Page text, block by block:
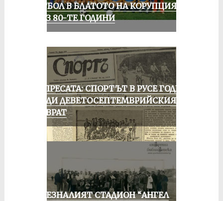
ФУТБОЛ В БЛАТОТО НА КОРУПЦИЯТА
ПРЕЗ 80-ТЕ ГОДИНИ
ОТ ПРЕСАТА: СПОРТЪТ В РУСЕ ГОДИНА
ПРЕДИ ДЕВЕТОСЕПТЕМВРИЙСКИЯ
ПРЕВРАТ
ИЗЧЕЗНАЛИЯТ СТАДИОН “АНГЕЛ